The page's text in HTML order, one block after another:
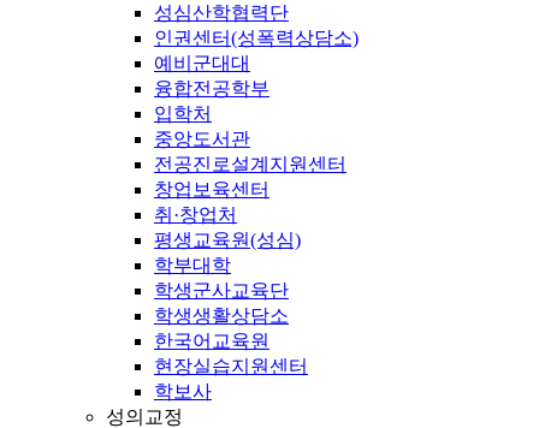
성심산학협력단
인권센터(성폭력상담소)
예비군대대
융합전공학부
입학처
중앙도서관
전공진로설계지원센터
창업보육센터
취·창업처
평생교육원(성심)
학부대학
학생군사교육단
학생생활상담소
한국어교육원
현장실습지원센터
학보사
성의교정